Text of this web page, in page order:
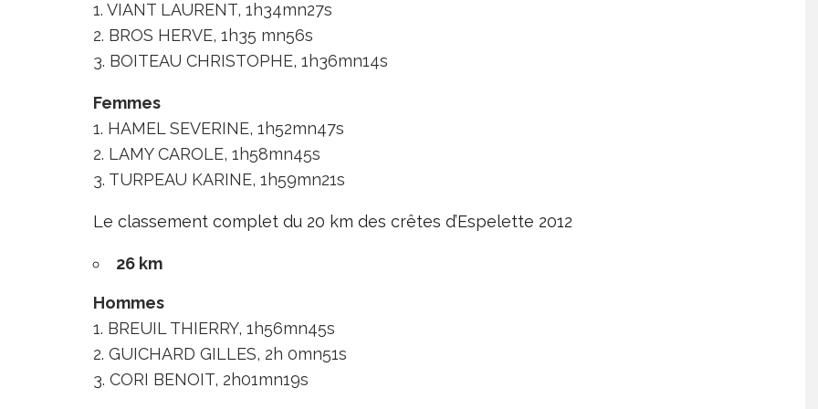
1. VIANT LAURENT, 1h34mn27s
2. BROS HERVE, 1h35 mn56s
3. BOITEAU CHRISTOPHE, 1h36mn14s
Femmes
1. HAMEL SEVERINE, 1h52mn47s
2. LAMY CAROLE, 1h58mn45s
3. TURPEAU KARINE, 1h59mn21s
Le classement complet du 20 km des crêtes d’Espelette 2012
26 km
Hommes
1. BREUIL THIERRY, 1h56mn45s
2. GUICHARD GILLES, 2h 0mn51s
3. CORI BENOIT, 2h01mn19s